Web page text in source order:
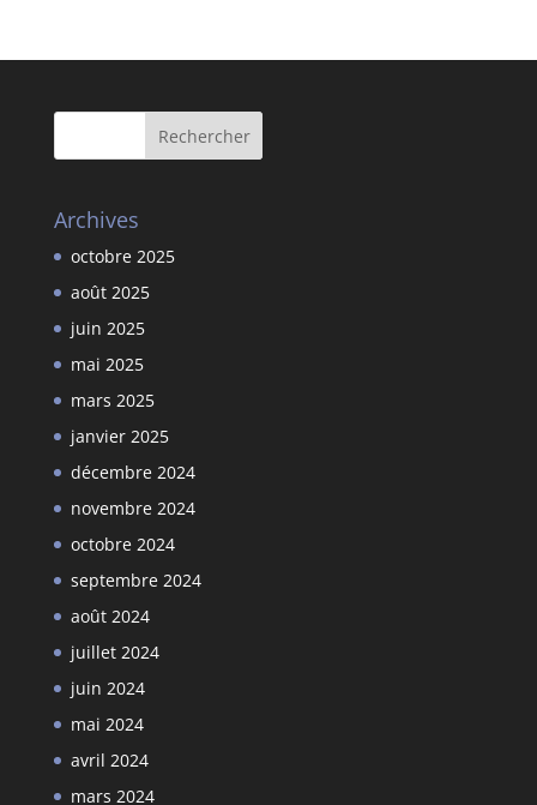
Archives
octobre 2025
août 2025
juin 2025
mai 2025
mars 2025
janvier 2025
décembre 2024
novembre 2024
octobre 2024
septembre 2024
août 2024
juillet 2024
juin 2024
mai 2024
avril 2024
mars 2024